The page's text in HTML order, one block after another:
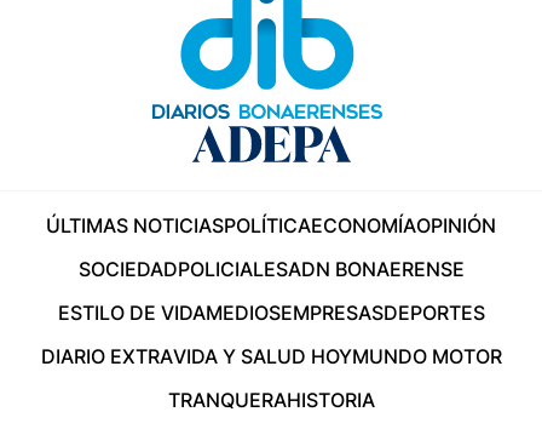
ÚLTIMAS NOTICIASPOLÍTICAECONOMÍAOPINIÓN
SOCIEDADPOLICIALESADN BONAERENSE
ESTILO DE VIDAMEDIOSEMPRESASDEPORTES
DIARIO EXTRAVIDA Y SALUD HOYMUNDO MOTOR
TRANQUERAHISTORIA